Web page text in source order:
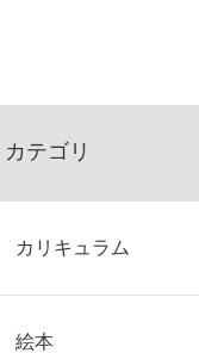
カテゴリ
カリキュラム
絵本